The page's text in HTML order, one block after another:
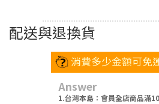
配送與退換貨
消費多少金額可免
Answer
1.台灣本島：會員全店商品滿